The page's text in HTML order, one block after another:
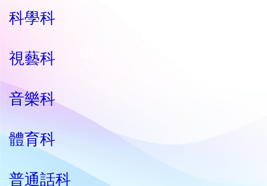
科學科
視藝科
音樂科
體育科
普通話科